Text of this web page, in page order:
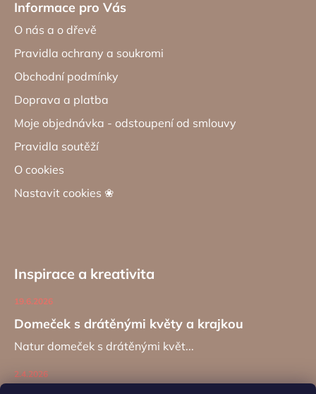
Informace pro Vás
O nás a o dřevě
Pravidla ochrany a soukromi
Obchodní podmínky
Doprava a platba
Moje objednávka - odstoupení od smlouvy
Pravidla soutěží
O cookies
Nastavit cookies ❀
Inspirace a kreativita
Domeček s drátěnými květy a krajkou
19.6.2026
Natur domeček s drátěnými květ...
2.4.2026